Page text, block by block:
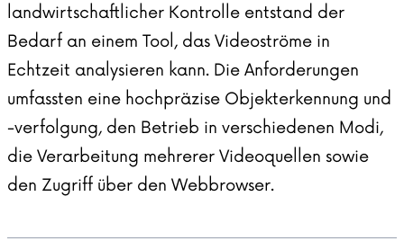
landwirtschaftlicher Kontrolle entstand der
Bedarf an einem Tool, das Videoströme in
Echtzeit analysieren kann. Die Anforderungen
umfassten eine hochpräzise Objekterkennung und
-verfolgung, den Betrieb in verschiedenen Modi,
die Verarbeitung mehrerer Videoquellen sowie
den Zugriff über den Webbrowser.